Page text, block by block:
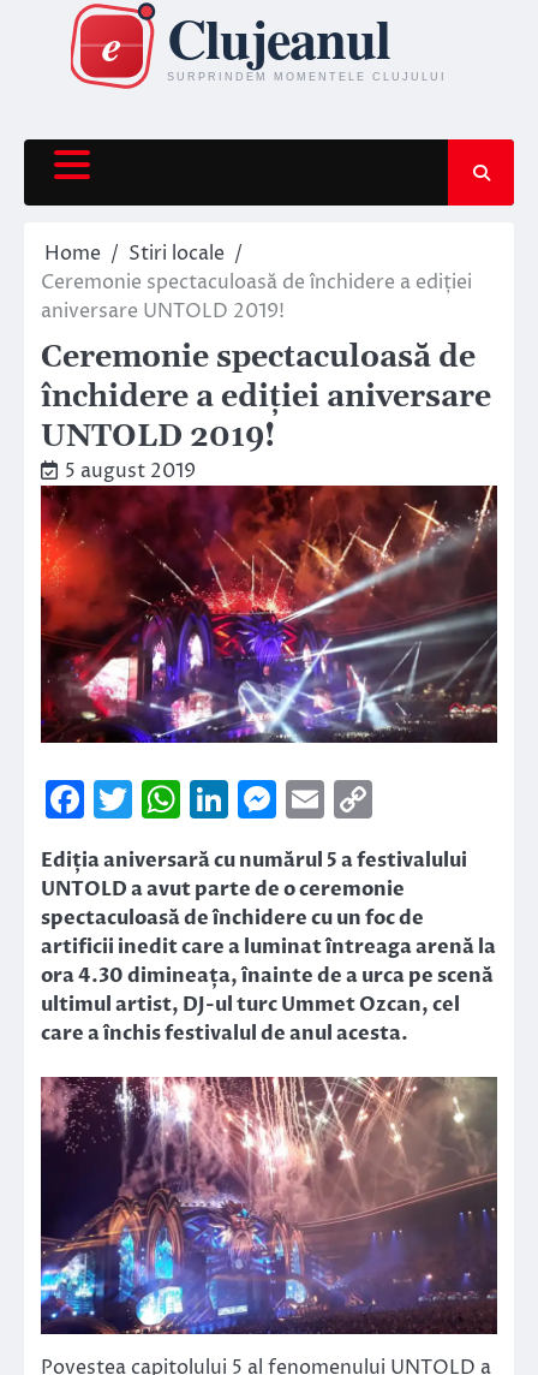
content
Home
Stiri locale
Ceremonie spectaculoasă de închidere a ediției
aniversare UNTOLD 2019!
Ceremonie spectaculoasă de
închidere a ediției aniversare
UNTOLD 2019!
5 august 2019
Facebook
Twitter
WhatsApp
LinkedIn
Messenger
Email
Link
Ediția aniversară cu numărul 5 a festivalului
UNTOLD a avut parte de o ceremonie
spectaculoasă de închidere cu un foc de
artificii inedit care a luminat întreaga arenă la
ora 4.30 dimineața, înainte de a urca pe scenă
ultimul artist, DJ-ul turc Ummet Ozcan, cel
care a închis festivalul de anul acesta.
Povestea capitolului 5 al fenomenului UNTOLD a